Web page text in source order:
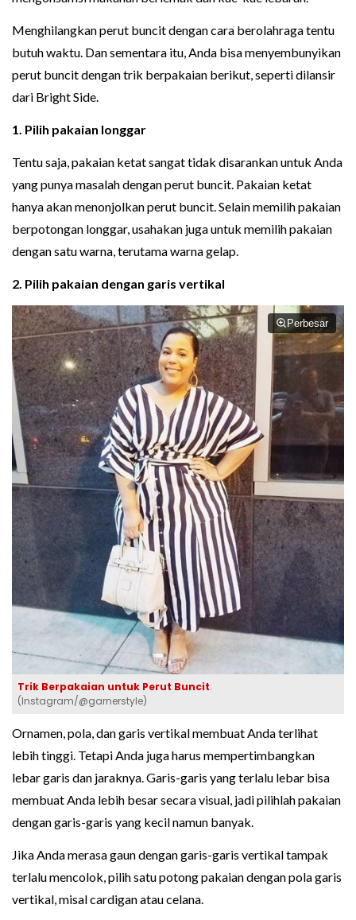
Menghilangkan perut buncit dengan cara berolahraga tentu
butuh waktu. Dan sementara itu, Anda bisa menyembunyikan
perut buncit dengan trik berpakaian berikut, seperti dilansir
dari Bright Side.
1. Pilih pakaian longgar
Tentu saja, pakaian ketat sangat tidak disarankan untuk Anda
yang punya masalah dengan perut buncit. Pakaian ketat
hanya akan menonjolkan perut buncit. Selain memilih pakaian
berpotongan longgar, usahakan juga untuk memilih pakaian
dengan satu warna, terutama warna gelap.
2. Pilih pakaian dengan garis vertikal
Perbesar
Trik Berpakaian untuk Perut Buncit.
(Instagram/@garnerstyle)
Ornamen, pola, dan garis vertikal membuat Anda terlihat
lebih tinggi. Tetapi Anda juga harus mempertimbangkan
lebar garis dan jaraknya. Garis-garis yang terlalu lebar bisa
membuat Anda lebih besar secara visual, jadi pilihlah pakaian
dengan garis-garis yang kecil namun banyak.
Jika Anda merasa gaun dengan garis-garis vertikal tampak
terlalu mencolok, pilih satu potong pakaian dengan pola garis
vertikal, misal cardigan atau celana.